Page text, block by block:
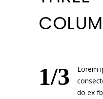
1/3
Lorem
do ex